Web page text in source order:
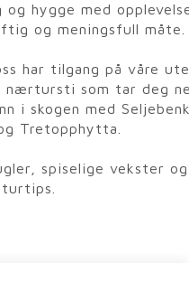
og hygge med
og meningsfull måte.
har tilgang på våre
som tar deg
i skogen med
Tretopphytta.
spiselige vekster og